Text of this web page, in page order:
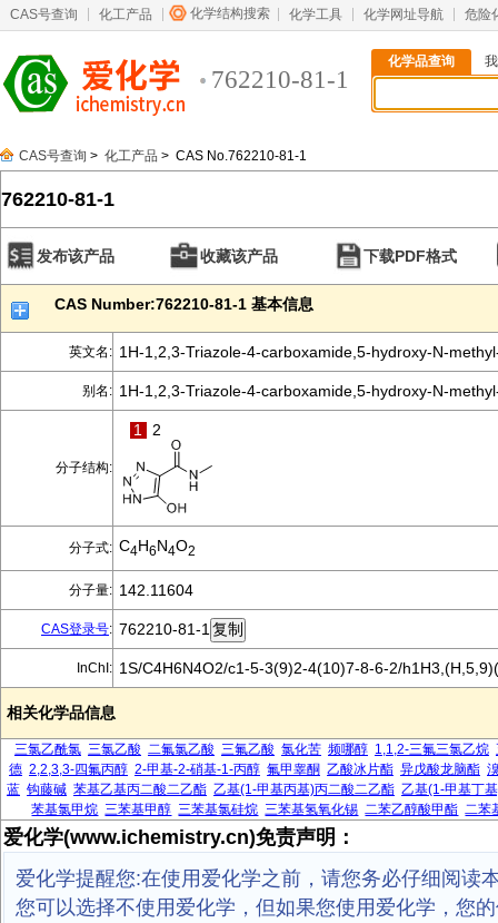
CAS号查询 化工产品 化学结构搜索 化学工具 化学网址导航 危险
762210-81-1
化学品查询
CAS号查询 > 化工产品 > CAS No.762210-81-1
762210-81-1
发布该产品 收藏该产品 下载PDF格式
CAS Number:762210-81-1 基本信息
英文名: 1H-1,2,3-Triazole-4-carboxamide,5-hydroxy-N-
别名: 1H-1,2,3-Triazole-4-carboxamide,5-hydroxy-N-
分子结构:
1 2
分子式: C4H6N4O2
分子量: 142.11604
CAS登录号: 762210-81-1
InChI: 1S/C4H6N4O2/c1-5-3(9)2-4(10)7-8-6-2/
相关化学品信息
三氯乙酰氯 三氯乙酸 二氟氯乙酸 三氟乙酸 氯化苦 频哪醇 1,1,2-三氟三氯乙烷
德 2,2,3,3-四氟丙醇 2-甲基-2-硝基-1-丙醇 氟甲睾酮 乙酸冰片酯 异戊酸龙脑酯
蓝 钩藤碱 苯基乙基丙二酸二乙酯 乙基(1-甲基丙基)丙二酸二乙酯 乙基(1-甲基丁
苯基氯甲烷 三苯基甲醇 三苯基氯硅烷 三苯基氢氧化锡 二苯乙醇酸甲酯 二苯
爱化学(www.ichemistry.cn)免责声明：
爱化学提醒您:在使用爱化学之前，请您务必仔细阅读
您可以选择不使用爱化学，但如果您使用爱化学，您